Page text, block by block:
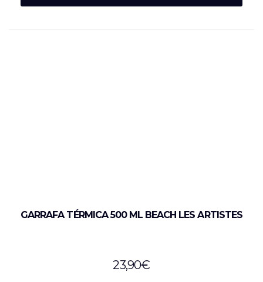
GARRAFA TÉRMICA 500 ML BEACH LES ARTISTES
23,90€